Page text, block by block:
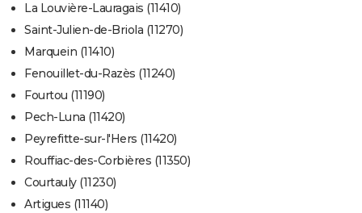
La Louvière-Lauragais (11410)
Saint-Julien-de-Briola (11270)
Marquein (11410)
Fenouillet-du-Razès (11240)
Fourtou (11190)
Pech-Luna (11420)
Peyrefitte-sur-l'Hers (11420)
Rouffiac-des-Corbières (11350)
Courtauly (11230)
Artigues (11140)